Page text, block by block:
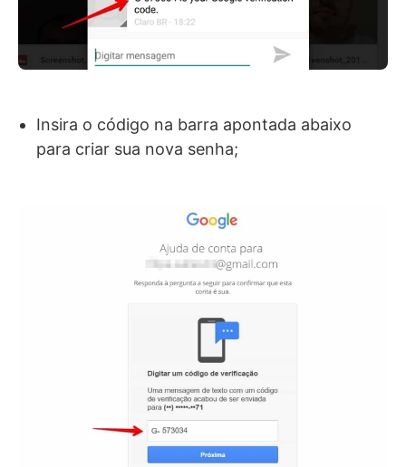
Insira o código na barra apontada abaixo
para criar sua nova senha;